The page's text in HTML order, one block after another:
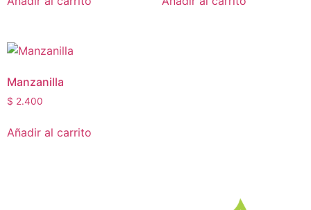
Manzanilla
$ 2.400
Añadir al carrito